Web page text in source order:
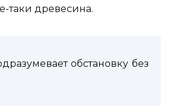
таки древесина.
обстановку без